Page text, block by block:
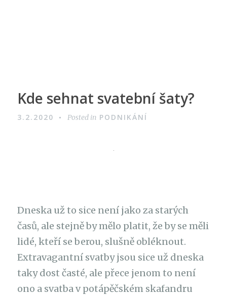
Kde sehnat svatební šaty?
3.2.2020 Posted in PODNIKÁNÍ
Dneska už to sice není jako za starých
časů, ale stejně by mělo platit, že by se měli
lidé, kteří se berou, slušně obléknout.
Extravagantní svatby jsou sice už dneska
taky dost časté, ale přece jenom to není
ono a svatba v potápěčském skafandru